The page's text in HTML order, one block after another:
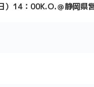
）14：00K.O.＠静岡県